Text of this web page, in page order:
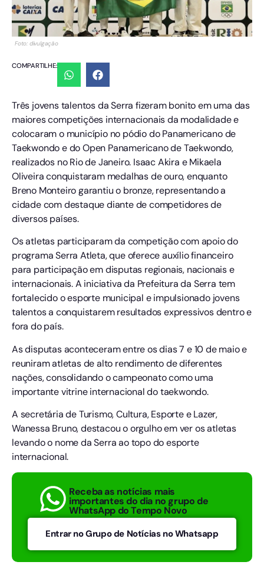
Foto: divulgação
COMPARTILHE:
Três jovens talentos da Serra fizeram bonito em uma das
maiores competições internacionais da modalidade e
colocaram o município no pódio do Panamericano de
Taekwondo e do Open Panamericano de Taekwondo,
realizados no Rio de Janeiro. Isaac Akira e Mikaela
Oliveira conquistaram medalhas de ouro, enquanto
Breno Monteiro garantiu o bronze, representando a
cidade com destaque diante de competidores de
diversos países.
Os atletas participaram da competição com apoio do
programa Serra Atleta, que oferece auxílio financeiro
para participação em disputas regionais, nacionais e
internacionais. A iniciativa da Prefeitura da Serra tem
fortalecido o esporte municipal e impulsionado jovens
talentos a conquistarem resultados expressivos dentro e
fora do país.
As disputas aconteceram entre os dias 7 e 10 de maio e
reuniram atletas de alto rendimento de diferentes
nações, consolidando o campeonato como uma
importante vitrine internacional do taekwondo.
A secretária de Turismo, Cultura, Esporte e Lazer,
Wanessa Bruno, destacou o orgulho em ver os atletas
levando o nome da Serra ao topo do esporte
internacional.
Receba as notícias mais
importantes do dia no grupo de
WhatsApp do Tempo Novo
Entrar no Grupo de Notícias no Whatsapp